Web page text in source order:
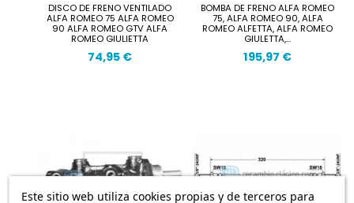
DISCO DE FRENO VENTILADO
ALFA ROMEO 75 ALFA ROMEO
90 ALFA ROMEO GTV ALFA
ROMEO GIULIETTA
74,95 €
BOMBA DE FRENO ALFA ROMEO
75, ALFA ROMEO 90, ALFA
ROMEO ALFETTA, ALFA ROMEO
GIULETTA,...
195,97 €
Este sitio web utiliza cookies propias y de terceros para